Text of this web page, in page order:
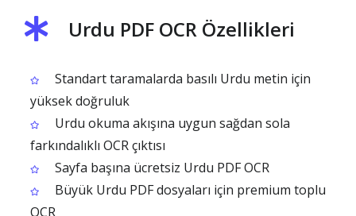
Urdu PDF OCR Özellikleri
Standart taramalarda basılı Urdu metin için
yüksek doğruluk
Urdu okuma akışına uygun sağdan sola
farkındalıklı OCR çıktısı
Sayfa başına ücretsiz Urdu PDF OCR
Büyük Urdu PDF dosyaları için premium toplu
OCR